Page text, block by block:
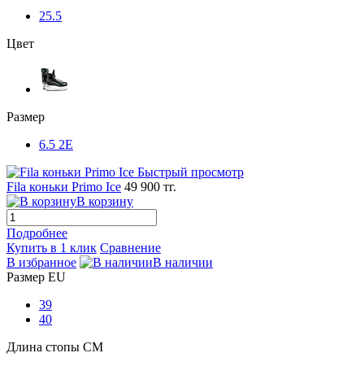
25.5
Цвет
Размер
6.5 2E
Быстрый просмотр
Fila коньки Primo Ice 49 900 тг.
В корзину
Подробнее
Купить в 1 клик Сравнение
В избранное
В наличии
Размер EU
39
40
Длина стопы CM